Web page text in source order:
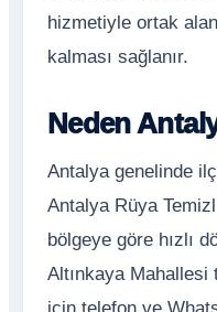
hizmetiyle ortak
kalması sağlanır.
Neden
Antalya genelinde
Antalya Rüya
bölgeye göre hızlı
Altınkaya